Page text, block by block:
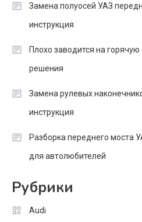
Замена полуосей УАЗ
инструкция
Плохо заводится на
решения
Замена рулевых
инструкция
Разборка переднего моста
для автолюбителей
Рубрики
Audi